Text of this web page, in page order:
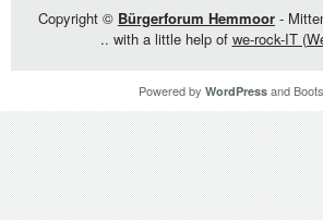
Copyright © Bürgerforum Hemmoor -
.. with a little help of we-rock-IT
Powered by WordPressand